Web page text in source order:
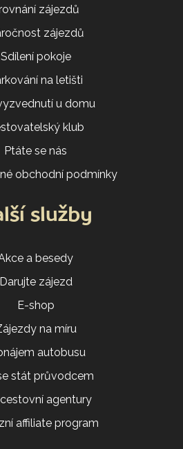
zájezdů
zájezdů
Sdílení pokoje
na letišti
u domu
klub
Ptáte se nás
obchodní podmínky
služby
a besedy
Darujte zájezd
E-shop
na míru
autobusu
stát průvodcem
agentury
affiliate program